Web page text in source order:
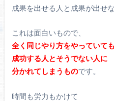
成果を出せる人と成果が出せ
これは面白いもので、
全く同じやり方をやっていても
成功する人とそうでない人に
分かれてしまうものです。
時間も労力もかけて